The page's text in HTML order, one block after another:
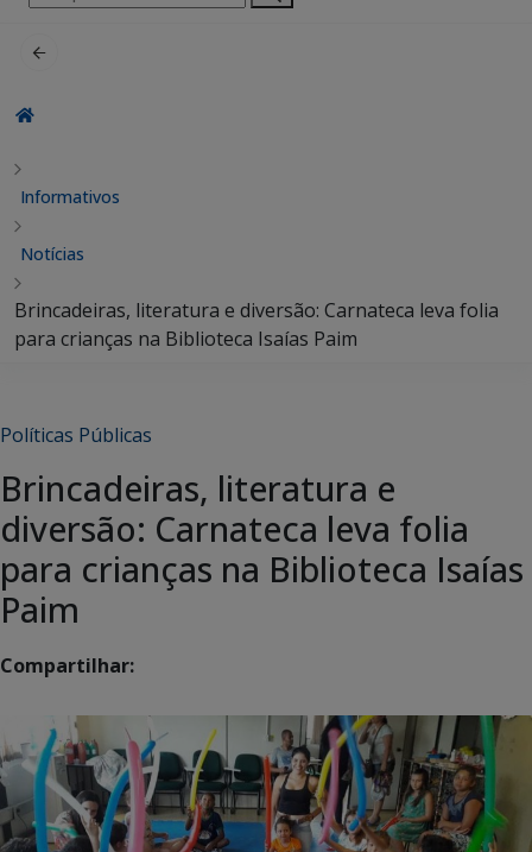
por:
Informativos
Notícias
Brincadeiras, literatura e diversão: Carnateca leva folia
para crianças na Biblioteca Isaías Paim
Políticas Públicas
Brincadeiras, literatura e
diversão: Carnateca leva folia
para crianças na Biblioteca Isaías
Paim
Compartilhar: